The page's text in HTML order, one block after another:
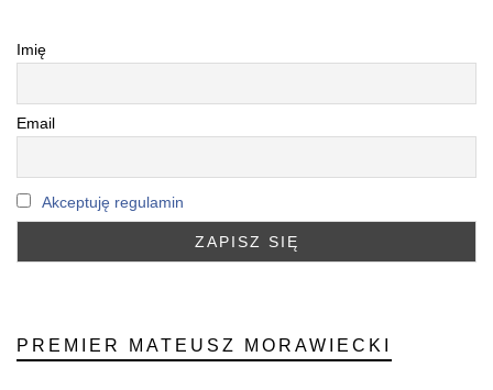
Imię
Email
Akceptuję regulamin
PREMIER MATEUSZ MORAWIECKI